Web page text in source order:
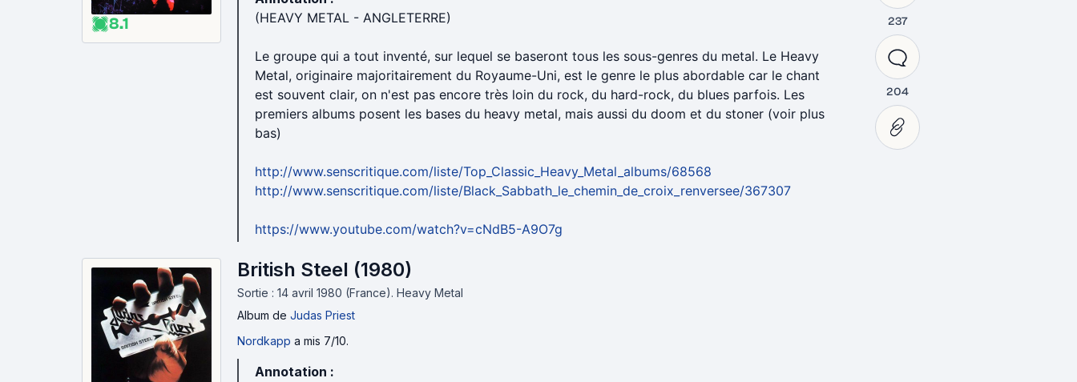
8.1
(HEAVY METAL - ANGLETERRE)
Le groupe qui a tout inventé, sur lequel se baseront tous les sous-genres du metal. Le Heavy
Metal, originaire majoritairement du Royaume-Uni, est le genre le plus abordable car le chant
est souvent clair, on n'est pas encore très loin du rock, du hard-rock, du blues parfois. Les
premiers albums posent les bases du heavy metal, mais aussi du doom et du stoner (voir plus
bas)
http://www.senscritique.com/liste/Top_Classic_Heavy_Metal_albums/68568
http://www.senscritique.com/liste/Black_Sabbath_le_chemin_de_croix_renversee/367307
https://www.youtube.com/watch?v=cNdB5-A9O7g
British Steel (1980)
Sortie : 14 avril 1980 (France). Heavy Metal
Album de Judas Priest
Nordkapp a mis 7/10.
Annotation :
237
204